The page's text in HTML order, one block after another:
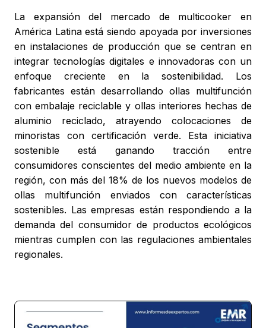
La expansión del mercado de multicooker en
América Latina está siendo apoyada por inversiones
en instalaciones de producción que se centran en
integrar tecnologías digitales e innovadoras con un
enfoque creciente en la sostenibilidad. Los
fabricantes están desarrollando ollas multifunción
con embalaje reciclable y ollas interiores hechas de
aluminio reciclado, atrayendo colocaciones de
minoristas con certificación verde. Esta iniciativa
sostenible está ganando tracción entre
consumidores conscientes del medio ambiente en la
región, con más del 18% de los nuevos modelos de
ollas multifunción enviados con características
sostenibles. Las empresas están respondiendo a la
demanda del consumidor de productos ecológicos
mientras cumplen con las regulaciones ambientales
regionales.